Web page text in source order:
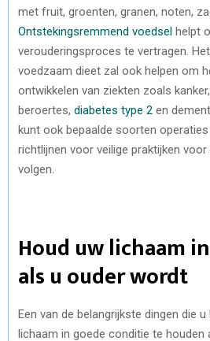
met fruit, groenten, granen, noten,
Ontstekingsremmend voedsel helpt
verouderingsproces te vertragen.
voedzaam dieet zal ook helpen om
ontwikkelen van ziekten zoals
beroertes, diabetes type 2 en
kunt ook bepaalde soorten
richtlijnen voor veilige praktijken
volgen.
Houd uw lichaam
als u ouder wordt
Een van de belangrijkste dingen die
lichaam in goede conditie te houden